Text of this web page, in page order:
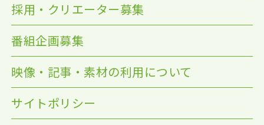
採用・クリエーター募集
番組企画募集
映像・記事・素材の利用について
サイトポリシー